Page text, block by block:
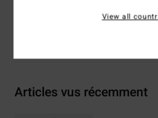
Articles vus récemment
View all